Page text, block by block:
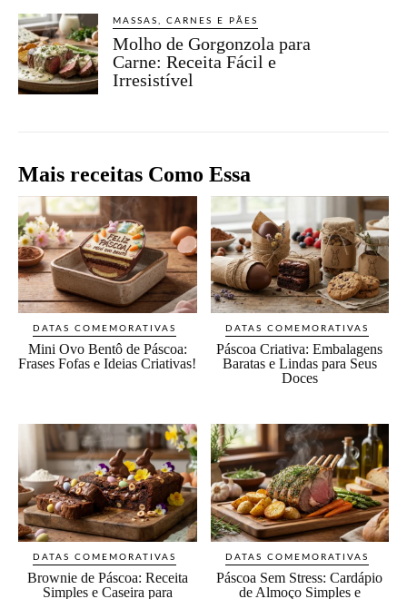
MASSAS, CARNES E PÃES
Molho de Gorgonzola para
Carne: Receita Fácil e
Irresistível
Mais receitas Como Essa
DATAS COMEMORATIVAS
Mini Ovo Bentô de Páscoa:
Frases Fofas e Ideias Criativas!
DATAS COMEMORATIVAS
Páscoa Criativa: Embalagens
Baratas e Lindas para Seus
Doces
DATAS COMEMORATIVAS
Brownie de Páscoa: Receita
Simples e Caseira para
DATAS COMEMORATIVAS
Páscoa Sem Stress: Cardápio
de Almoço Simples e